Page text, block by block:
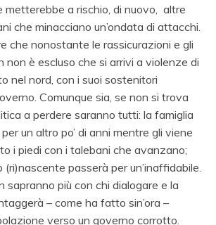
metterebbe a rischio, di nuovo, altre
che minacciano un’ondata di attacchi.
che nonostante le rassicurazioni e gli
non è escluso che si arrivi a violenze di
nel nord, con i suoi sostenitori
Comunque sia, se non si trova
a perdere saranno tutti: la famiglia
un altro po’ di anni mentre gli viene
i piedi con i talebani che avanzano;
passerà per un’inaffidabile.
sapranno più con chi dialogare e la
– come ha fatto sin’ora –
verso un governo corrotto.